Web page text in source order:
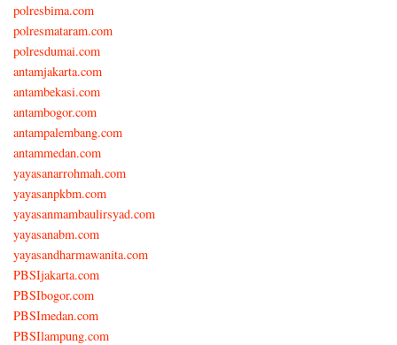
polresbima.com
polresmataram.com
polresdumai.com
antamjakarta.com
antambekasi.com
antambogor.com
antampalembang.com
antammedan.com
yayasanarrohmah.com
yayasanpkbm.com
yayasanmambaulirsyad.com
yayasanabm.com
yayasandharmawanita.com
PBSIjakarta.com
PBSIbogor.com
PBSImedan.com
PBSIlampung.com